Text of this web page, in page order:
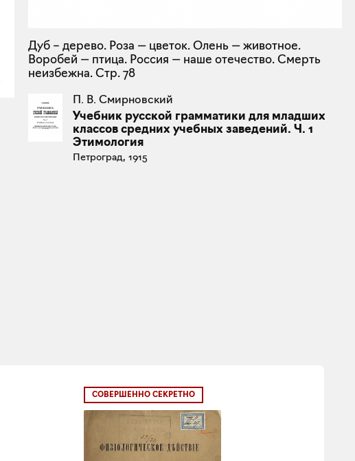
Дуб – дерево. Роза — цветок. Олень — животное.
Воробей — птица. Россия — наше отечество. Смерть
неизбежна. Стр. 78
П. В. Смирновский
Учебник русской грамматики для младших
классов средних учебных заведений. Ч. 1
Этимология
Петроград, 1915
СОВЕРШЕННО СЕКРЕТНО